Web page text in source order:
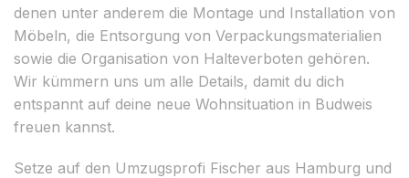
denen unter anderem die Montage und Installation von
Möbeln, die Entsorgung von Verpackungsmaterialien
sowie die Organisation von Halteverboten gehören.
Wir kümmern uns um alle Details, damit du dich
entspannt auf deine neue Wohnsituation in Budweis
freuen kannst.
Setze auf den Umzugsprofi Fischer aus Hamburg und